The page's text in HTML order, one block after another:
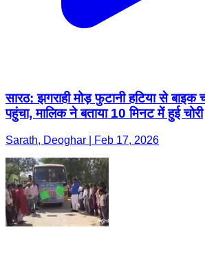
सारठ: झगराही मोड़ फुटानी हटिया से बाइक
पहुंचा, मालिक ने बताया 10 मिनट में हुई चोरी
Sarath, Deoghar | Feb 17, 2026